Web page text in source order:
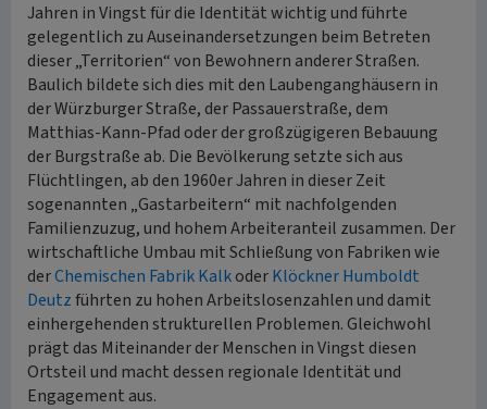
Jahren in Vingst für die Identität wichtig und führte
gelegentlich zu Auseinandersetzungen beim Betreten
dieser „Territorien“ von Bewohnern anderer Straßen.
Baulich bildete sich dies mit den Laubenganghäusern in
der Würzburger Straße, der Passauerstraße, dem
Matthias-Kann-Pfad oder der großzügigeren Bebauung
der Burgstraße ab. Die Bevölkerung setzte sich aus
Flüchtlingen, ab den 1960er Jahren in dieser Zeit
sogenannten „Gastarbeitern“ mit nachfolgenden
Familienzuzug, und hohem Arbeiteranteil zusammen. Der
wirtschaftliche Umbau mit Schließung von Fabriken wie
derChemischen Fabrik KalkoderKlöckner Humboldt
Deutzführten zu hohen Arbeitslosenzahlen und damit
einhergehenden strukturellen Problemen. Gleichwohl
prägt das Miteinander der Menschen in Vingst diesen
Ortsteil und macht dessen regionale Identität und
Engagement aus.